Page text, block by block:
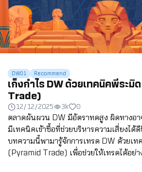
DW01 Recommend
เก็งกำไร DW ด้วยเทคนิคพีระมิ
Trade)
12/12/2025 3k 0
ตลาดผันผวน DW มีอัตราทดสูง ผิดทางอ
มีเทคนิคเข้าซื้อที่ช่วยบริหารความเสี่ยงได้
บทความนี้พามารู้จักการเทรด DW ด้วยเ
(Pyramid Trade) เพื่อช่วยให้เทรดได้อย่